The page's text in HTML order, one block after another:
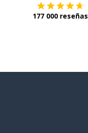
177 000 reseñas